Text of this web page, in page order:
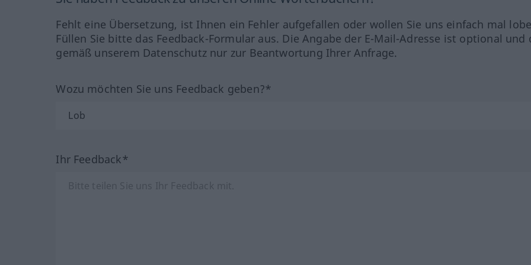
Fehlt eine Übersetzung, ist Ihnen ein Fehler aufgefallen oder wollen Sie uns einfach mal
Füllen Sie bitte das Feedback-Formular aus. Die Angabe der E-Mail-Adresse ist optional und
gemäß unserem Datenschutz nur zur Beantwortung Ihrer Anfrage.
Wozu möchten Sie uns Feedback geben?*
Ihr Feedback*